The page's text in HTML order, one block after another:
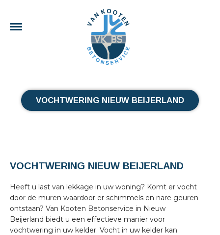
VOCHTWERING NIEUW BEIJERLAND
VOCHTWERING NIEUW BEIJERLAND
Heeft u last van lekkage in uw woning? Komt er vocht
door de muren waardoor er schimmels en nare geuren
ontstaan? Van Kooten Betonservice in Nieuw
Beijerland biedt u een effectieve manier voor
vochtwering in uw kelder. Vocht in uw kelder kan